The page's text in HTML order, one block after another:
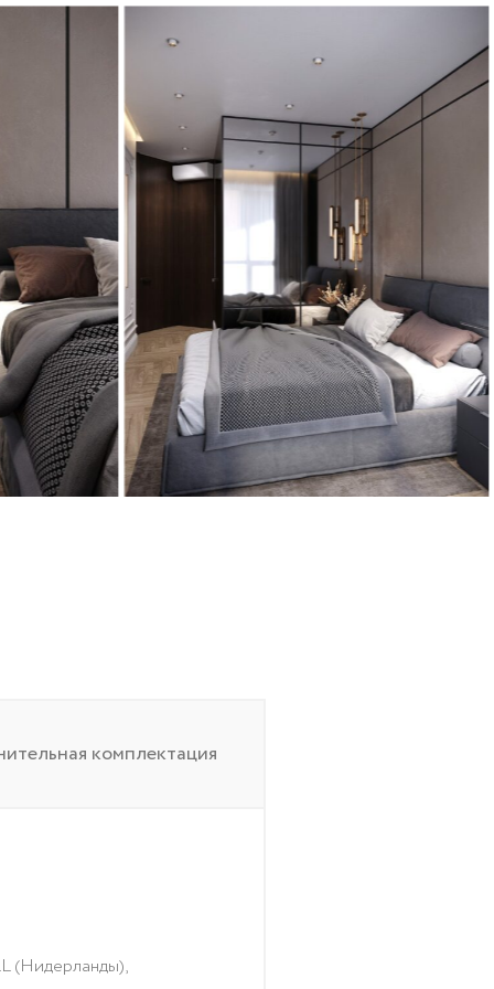
комплектация
(Нидерланды),